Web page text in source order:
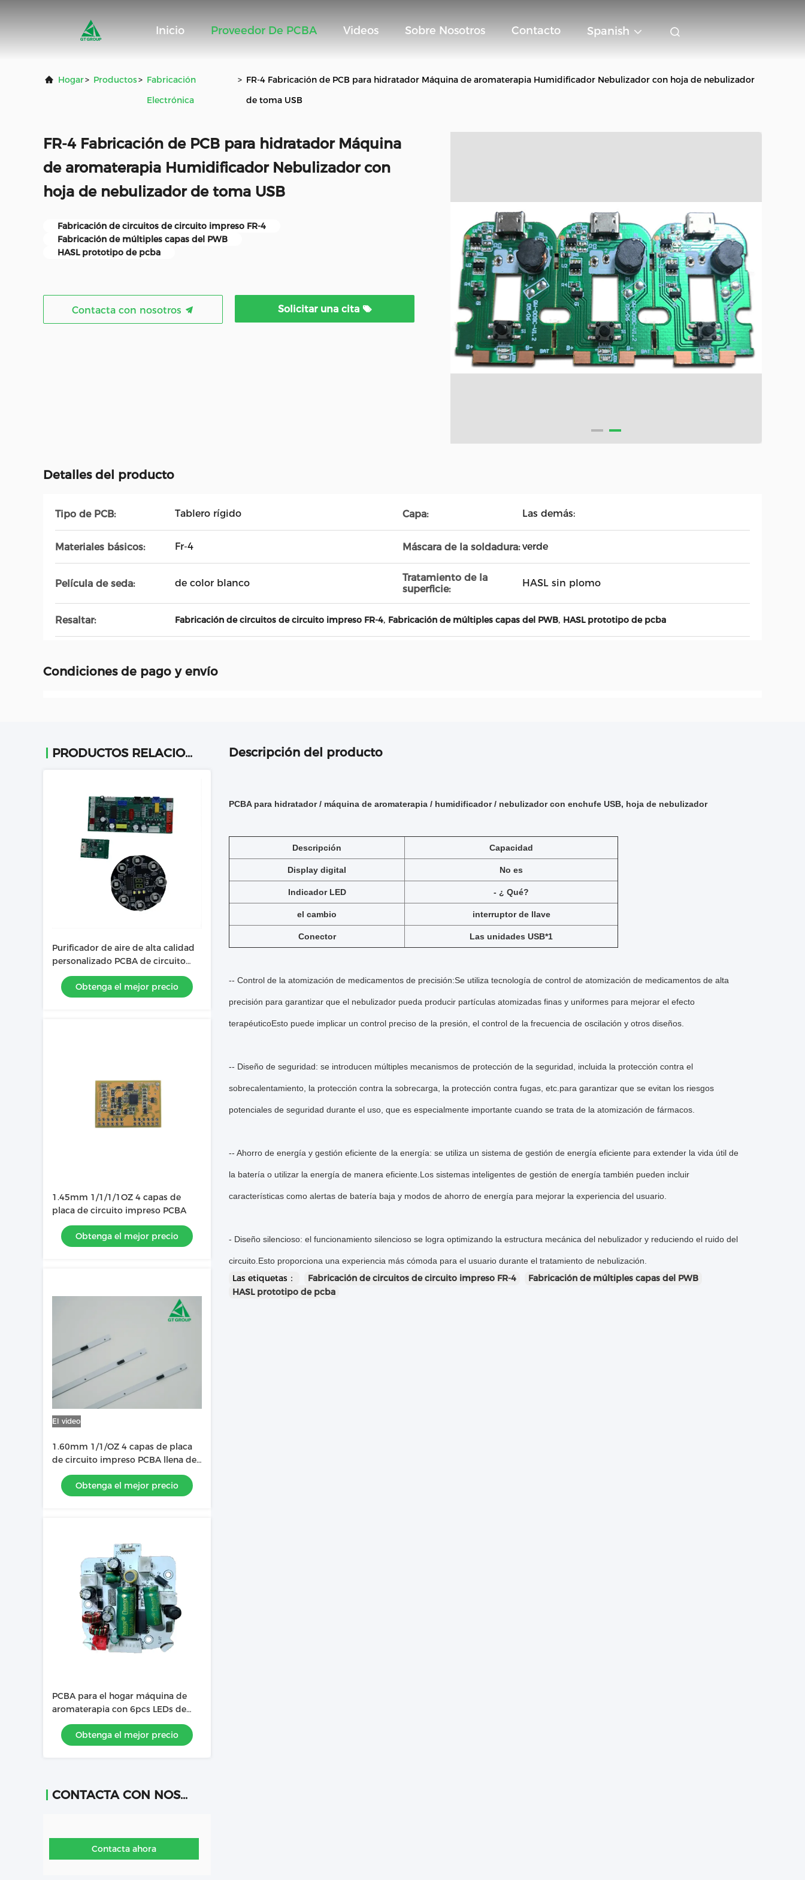
Inicio Proveedor De PCBA Videos Sobre Nosotros Contacto Spanish
Hogar> Productos> Fabricación
Electrónica
> FR-4 Fabricación de PCB para hidratador Máquina de aromaterapia Humidificador Nebulizador con hoja de nebulizador
de toma USB
FR-4 Fabricación de PCB para hidratador Máquina
de aromaterapia Humidificador Nebulizador con
hoja de nebulizador de toma USB
Fabricación de circuitos de circuito impreso FR-4
Fabricación de múltiples capas del PWB
HASL prototipo de pcba
Contacta con nosotros Solicitar una cita
Detalles del producto
Tipo de PCB: Tablero rígido Capa: Las demás:
Materiales básicos: Fr-4 Máscara de la soldadura: verde
Película de seda: de color blanco
Tratamiento de la
superficie:
HASL sin plomo
Resaltar: Fabricación de circuitos de circuito impreso FR-4, Fabricación de múltiples capas del PWB, HASL prototipo de pcba
Condiciones de pago y envío
PRODUCTOS RELACIONADOS
Purificador de aire de alta calidad
personalizado PCBA de circuito
impreso
Obtenga el mejor precio
1.45mm 1/1/1/1OZ 4 capas de
placa de circuito impreso PCBA
Obtenga el mejor precio
El video
1.60mm 1/1/OZ 4 capas de placa
de circuito impreso PCBA llena de
tinta utilizada en la barra de luz
LED
Obtenga el mejor precio
PCBA para el hogar máquina de
aromaterapia con 6pcs LEDs de
alta luz amarillo caliente
Obtenga el mejor precio
CONTACTA CON NOSOTROS
Contacta ahora
Descripción del producto
PCBA para hidratador / máquina de aromaterapia / humidificador / nebulizador con enchufe USB, hoja de nebulizador
Descripción Capacidad
Display digital No es
Indicador LED - ¿ Qué?
el cambio interruptor de llave
Conector Las unidades USB*1
-- Control de la atomización de medicamentos de precisión:Se utiliza tecnología de control de atomización de medicamentos de alta
precisión para garantizar que el nebulizador pueda producir partículas atomizadas finas y uniformes para mejorar el efecto
terapéuticoEsto puede implicar un control preciso de la presión, el control de la frecuencia de oscilación y otros diseños.
-- Diseño de seguridad: se introducen múltiples mecanismos de protección de la seguridad, incluida la protección contra el
sobrecalentamiento, la protección contra la sobrecarga, la protección contra fugas, etc.para garantizar que se evitan los riesgos
potenciales de seguridad durante el uso, que es especialmente importante cuando se trata de la atomización de fármacos.
-- Ahorro de energía y gestión eficiente de la energía: se utiliza un sistema de gestión de energía eficiente para extender la vida útil de
la batería o utilizar la energía de manera eficiente.Los sistemas inteligentes de gestión de energía también pueden incluir
características como alertas de batería baja y modos de ahorro de energía para mejorar la experiencia del usuario.
- Diseño silencioso: el funcionamiento silencioso se logra optimizando la estructura mecánica del nebulizador y reduciendo el ruido del
circuito.Esto proporciona una experiencia más cómoda para el usuario durante el tratamiento de nebulización.
Las etiquetas： Fabricación de circuitos de circuito impreso FR-4
Fabricación de múltiples capas del PWB
HASL prototipo de pcba